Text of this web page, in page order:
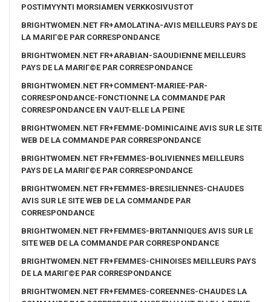
POSTIMYYNTI MORSIAMEN VERKKOSIVUSTOT
BRIGHTWOMEN.NET FR+AMOLATINA-AVIS MEILLEURS PAYS DE
LA MARIГ©E PAR CORRESPONDANCE
BRIGHTWOMEN.NET FR+ARABIAN-SAOUDIENNE MEILLEURS
PAYS DE LA MARIГ©E PAR CORRESPONDANCE
BRIGHTWOMEN.NET FR+COMMENT-MARIEE-PAR-
CORRESPONDANCE-FONCTIONNE LA COMMANDE PAR
CORRESPONDANCE EN VAUT-ELLE LA PEINE
BRIGHTWOMEN.NET FR+FEMME-DOMINICAINE AVIS SUR LE SITE
WEB DE LA COMMANDE PAR CORRESPONDANCE
BRIGHTWOMEN.NET FR+FEMMES-BOLIVIENNES MEILLEURS
PAYS DE LA MARIГ©E PAR CORRESPONDANCE
BRIGHTWOMEN.NET FR+FEMMES-BRESILIENNES-CHAUDES
AVIS SUR LE SITE WEB DE LA COMMANDE PAR
CORRESPONDANCE
BRIGHTWOMEN.NET FR+FEMMES-BRITANNIQUES AVIS SUR LE
SITE WEB DE LA COMMANDE PAR CORRESPONDANCE
BRIGHTWOMEN.NET FR+FEMMES-CHINOISES MEILLEURS PAYS
DE LA MARIГ©E PAR CORRESPONDANCE
BRIGHTWOMEN.NET FR+FEMMES-COREENNES-CHAUDES LA